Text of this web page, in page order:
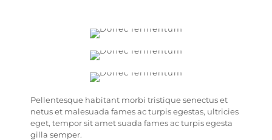
Pellentesque habitant morbi tristique senectus et
netus et malesuada fames ac turpis egestas, ultricies
eget, tempor sit amet suada fames ac turpis egesta
gilla semper.